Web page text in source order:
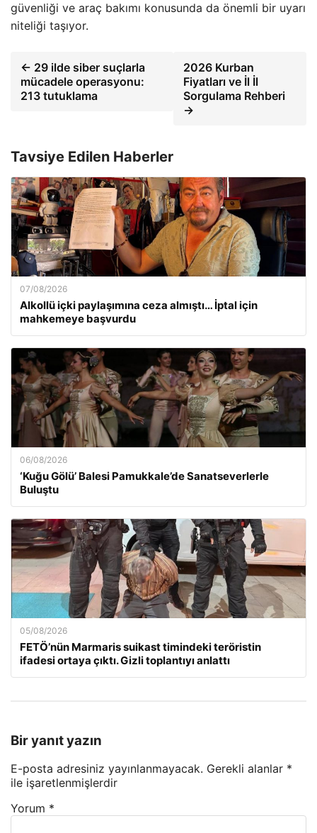
güvenliği ve araç bakımı konusunda da önemli bir uyarı
niteliği taşıyor.
← 29 ilde siber suçlarla
mücadele operasyonu:
213 tutuklama
2026 Kurban
Fiyatları ve İl İl
Sorgulama Rehberi
→
Tavsiye Edilen Haberler
07/08/2026
Alkollü içki paylaşımına ceza almıştı… İptal için
mahkemeye başvurdu
06/08/2026
‘Kuğu Gölü’ Balesi Pamukkale’de Sanatseverlerle
Buluştu
05/08/2026
FETÖ’nün Marmaris suikast timindeki teröristin
ifadesi ortaya çıktı. Gizli toplantıyı anlattı
Bir yanıt yazın
E-posta adresiniz yayınlanmayacak. Gerekli alanlar *
ile işaretlenmişlerdir
Yorum *